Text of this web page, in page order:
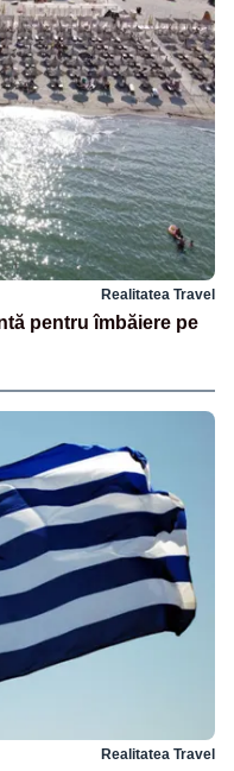
Realitatea Travel
pentru îmbăiere pe
Realitatea Travel